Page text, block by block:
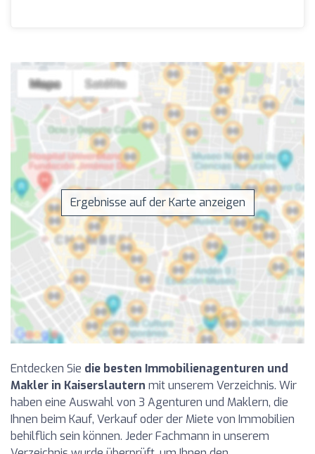
Ergebnisse auf der Karte anzeigen
Entdecken Sie die besten Immobilienagenturen und
Makler in Kaiserslautern mit unserem Verzeichnis. Wir
haben eine Auswahl von 3 Agenturen und Maklern, die
Ihnen beim Kauf, Verkauf oder der Miete von Immobilien
behilflich sein können. Jeder Fachmann in unserem